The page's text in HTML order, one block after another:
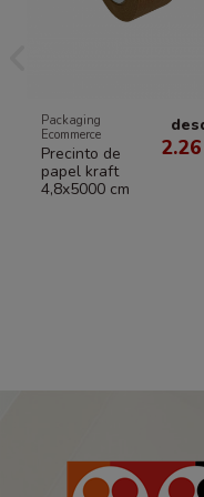
Packaging
Ecommerce
Precinto de
papel kraft
4,8x5000 cm